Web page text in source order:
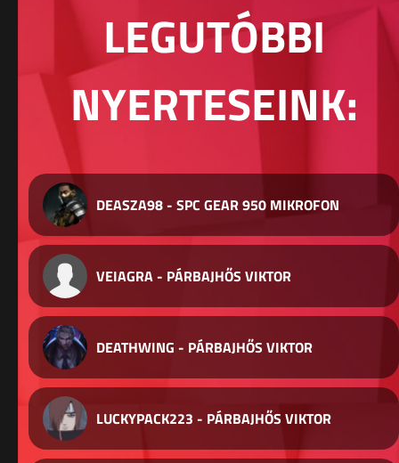
LEGUTÓBBI
NYERTESEINK:
DEASZA98 - SPC GEAR 950 MIKROFON
VEIAGRA - PÁRBAJHŐS VIKTOR
DEATHWING - PÁRBAJHŐS VIKTOR
LUCKYPACK223 - PÁRBAJHŐS VIKTOR